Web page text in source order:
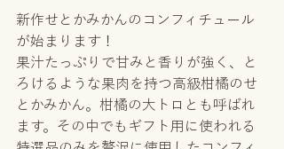
新作せとかみかんのコンフィチュール
が始まります！
果汁たっぷりで甘みと香りが強く、と
ろけるような果肉を持つ高級柑橘のせ
とかみかん。柑橘の大トロとも呼ばれ
ます。その中でもギフト用に使われる